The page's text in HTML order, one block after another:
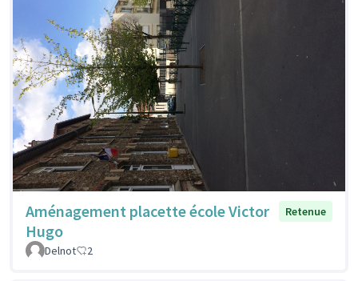
Aménagement placette école Victor
Hugo
Retenue
Delnot 2